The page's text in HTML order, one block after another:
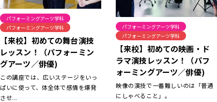
パフォーミングアーツ学科
パフォーミングアーツ学科
【来校】初めての舞台演技
レッスン！（パフォーミン
グアーツ／俳優)
この講座では、広いステージをいっ
ぱいに使って、体全体で感情を爆発
させ...
パフォーミングアーツ学科
パフォーミングアーツ学科
【来校】初めての映画・ド
ラマ演技レッスン！（パフ
ォーミングアーツ／俳優)
映像の演技で一番難しいのは「普通
にしゃべること」。